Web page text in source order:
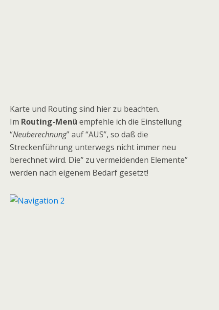
Karte und Routing sind hier zu beachten.
Im Routing-Menü empfehle ich die Einstellung
“Neuberechnung” auf “AUS”, so daß die
Streckenführung unterwegs nicht immer neu
berechnet wird. Die” zu vermeidenden Elemente”
werden nach eigenem Bedarf gesetzt!